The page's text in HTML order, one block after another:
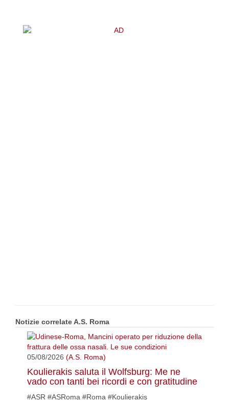
Notizie correlate A.S. Roma
05/08/2026 (A.S. Roma)
Koulierakis saluta il Wolfsburg: Me ne
vado con tanti bei ricordi e con gratitudine
#ASR #ASRoma #Roma #Koulierakis